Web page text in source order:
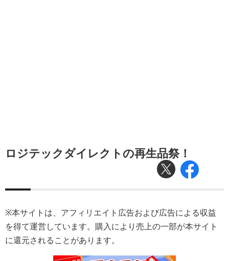
ロジテックダイレクトの再生品祭！
※本サイトは、アフィリエイト広告および広告による収益
を得て運営しています。購入により売上の一部が本サイト
に還元されることがあります。